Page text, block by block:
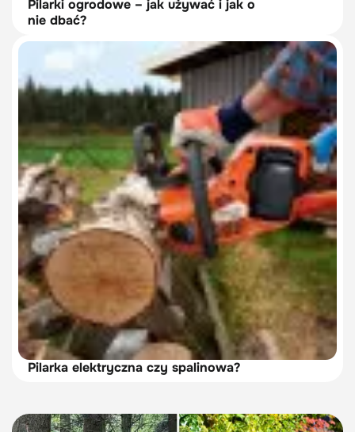
Pilarki ogrodowe – jak używać i jak o
nie dbać?
Pilarka elektryczna czy spalinowa?